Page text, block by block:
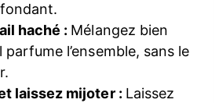
haché : Mélangez bien
parfume l’ensemble, sans le
laissez mijoter : Laissez